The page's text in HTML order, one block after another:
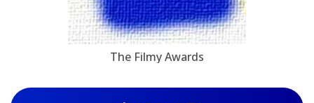
The Filmy Awards